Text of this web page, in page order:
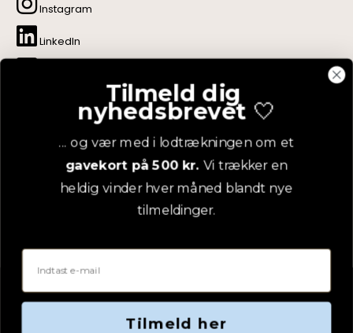
Instagram
LinkedIn
Pinterest Tilmeld dig
nyhedsbrevet 🤍
... og vær med i lodtrækningen om et
gavekort på 500 kr. Vi trækker en
heldig vinder hver måned blandt nye
tilmeldinger.
Email
Tilmeld her